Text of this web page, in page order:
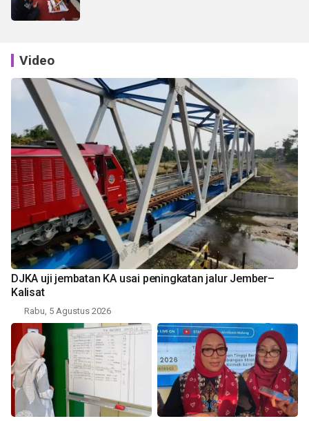
Video
DJKA uji jembatan KA usai peningkatan jalur Jember–
Kalisat
Rabu, 5 Agustus 2026